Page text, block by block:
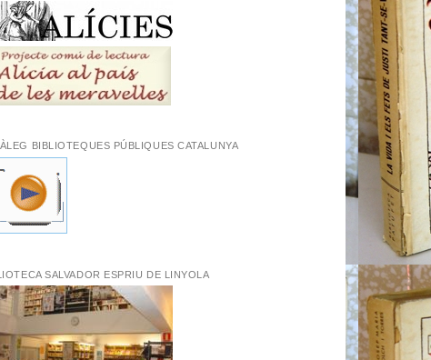
BIBLIOTEQUES PÚBLIQUES CATALUNYA
SALVADOR ESPRIU DE LINYOLA